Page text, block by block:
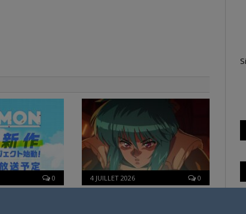
0 4 JUILLET 2026 0